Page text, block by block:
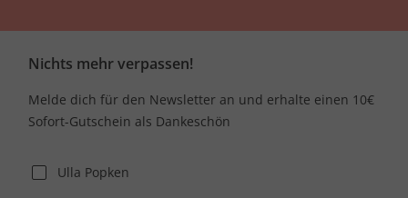
Nichts mehr verpassen!
Melde dich für den Newsletter an und erhalte einen 10€
Sofort-Gutschein als Dankeschön
Ulla Popken